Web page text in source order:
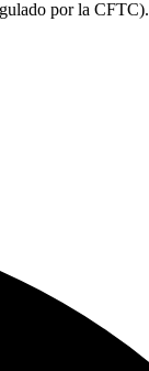
por la CFTC).